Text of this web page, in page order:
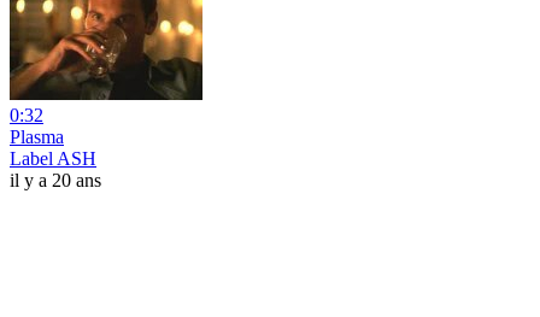
0:32
Plasma
Label ASH
il y a 20 ans